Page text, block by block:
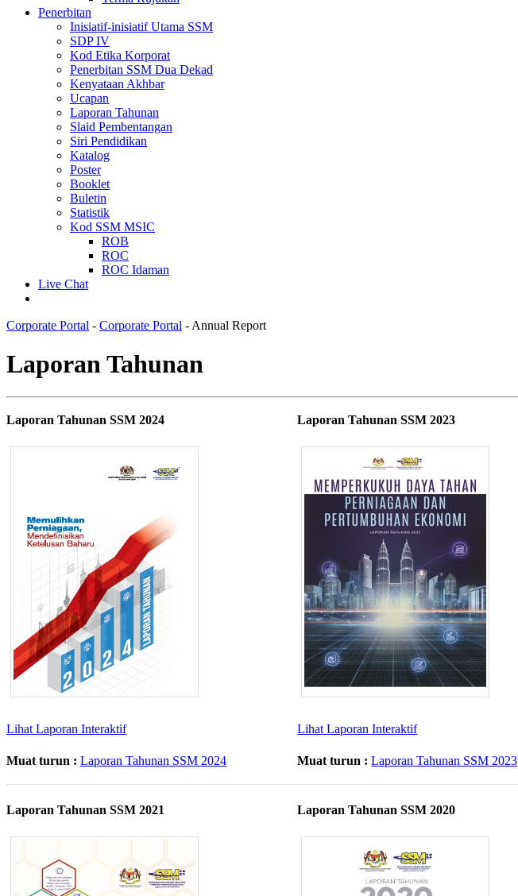
Penerbitan
Inisiatif-inisiatif Utama SSM
SDP IV
Kod Etika Korporat
Penerbitan SSM Dua Dekad
Kenyataan Akhbar
Ucapan
Laporan Tahunan
Slaid Pembentangan
Siri Pendidikan
Katalog
Poster
Booklet
Buletin
Statistik
Kod SSM MSIC
ROB
ROC
ROC Idaman
Live Chat
Corporate Portal - Corporate Portal - Annual Report
​​​​​​​​​​​​​​Laporan Tahunan
​Laporan Tahunan SSM 2024​
Lihat La​poran Int​eraktif​​​​
Muat turun : Laporan Tahunan SSM 2024​​
Laporan Tahunan SSM 2023
Lihat La​poran Int​eraktif​
Muat turun :Laporan Tahunan SSM 2023
Laporan Tahunan SSM 2021 ​Laporan Tahunan SSM 2020